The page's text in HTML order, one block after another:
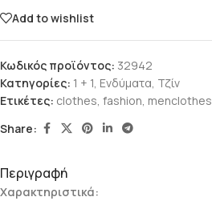
Add to wishlist
Κωδικός προϊόντος: 32942
Κατηγορίες: 1 + 1, Ενδύματα, Τζίν
Ετικέτες: clothes, fashion, menclothes
Share:
Περιγραφή
Χαρακτηριστικά: